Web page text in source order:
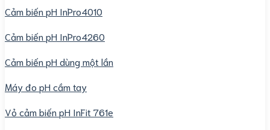
Cảm biến pH InPro4010
Cảm biến pH InPro4260
Cảm biến pH dùng một lần
Máy đo pH cầm tay
Vỏ cảm biến pH InFit 761e